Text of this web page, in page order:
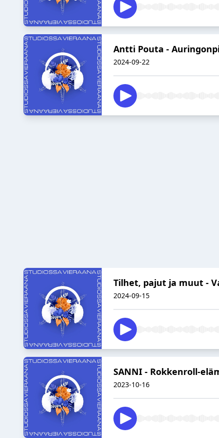
Antti Pouta -
2024-09-22
Tilhet, pajut ja muut -
2024-09-15
SANNI - Rokkenroll-
2023-10-16